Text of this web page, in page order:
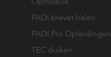
PADI brevet halen
PADI Pro Opleidingen
TEC duiken